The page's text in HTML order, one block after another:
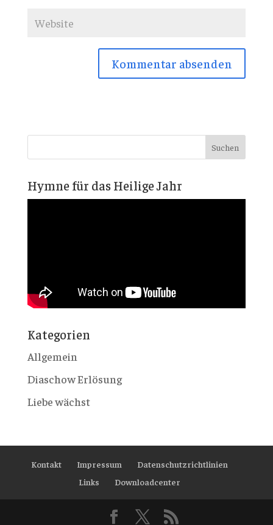
Hymne für das Heilige Jahr
Kategorien
Allgemein
Diaschow Erlösung
Liebe wächst
Kontakt Impressum
Datenschutzrichtlinien
Links
Downloadcenter